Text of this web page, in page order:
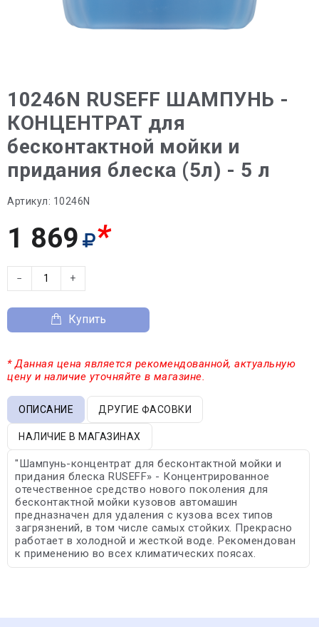
10246N RUSEFF ШАМПУНЬ -
КОНЦЕНТРАТ для
бесконтактной мойки и
придания блеска (5л) - 5 л
Артикул: 10246N
1 869 *
− +
Купить
* Данная цена является рекомендованной, актуальную
цену и наличие уточняйте в магазине.
ОПИСАНИЕ ДРУГИЕ ФАСОВКИ
НАЛИЧИЕ В МАГАЗИНАХ
"Шампунь-концентрат для бесконтактной мойки и
придания блеска RUSEFF» - Концентрированное
отечественное средство нового поколения для
бесконтактной мойки кузовов автомашин
предназначен для удаления с кузова всех типов
загрязнений, в том числе самых стойких. Прекрасно
работает в холодной и жесткой воде. Рекомендован
к применению во всех климатических поясах.